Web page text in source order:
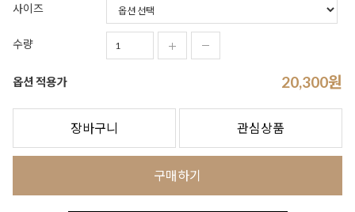
사이즈
수량
옵션 적용가 20,300원
장바구니 관심상품
구매하기